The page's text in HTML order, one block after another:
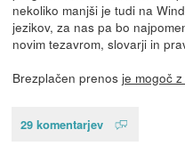
nekoliko manjši je tudi na
jezikov, za nas pa bo
novim tezavrom, slovarji in
Brezplačen prenos je mogoč
29 komentarjev